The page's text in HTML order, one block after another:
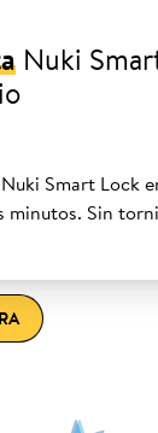
Nuki
Smart Lock
minutos. Sin